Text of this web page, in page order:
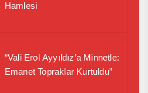
Hamlesi
“Vali Erol Ayyıldız’a Minnetle:
Emanet Topraklar Kurtuldu”